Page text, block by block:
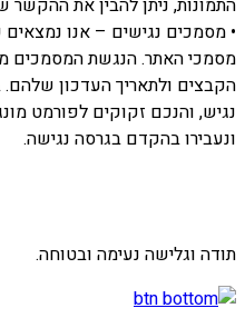
• מסמכים נגישים – אנו
מסמכי האתר. הנגשת המסמכים
הקבצים ולתאריך העדכון
נגיש, והנכם זקוקים לפורמט
ונעבירו בהקדם בגרסה נגישה.
תודה וגלישה נעימה ובטוחה.